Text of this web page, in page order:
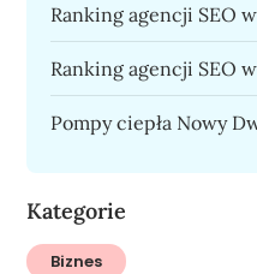
Ranking agencji SEO
Ranking agencji SEO
Pompy ciepła Nowy
Kategorie
Biznes